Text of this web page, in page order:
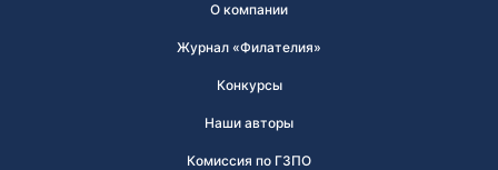
О компании
Журнал «Филателия»
Конкурсы
Наши авторы
Комиссия по ГЗПО